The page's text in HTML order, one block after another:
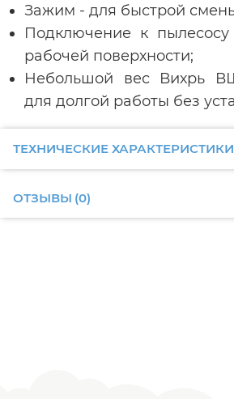
Зажим - для быстрой
Подключение к
рабочей поверхности;
Небольшой вес Вихрь
для долгой работы без
ТЕХНИЧЕСКИЕ
ОТЗЫВЫ (0)